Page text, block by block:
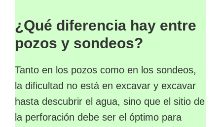
¿Qué diferencia hay entre
pozos y sondeos?
Tanto en los pozos como en los sondeos,
la dificultad no está en excavar y excavar
hasta descubrir el agua, sino que el sitio de
la perforación debe ser el óptimo para